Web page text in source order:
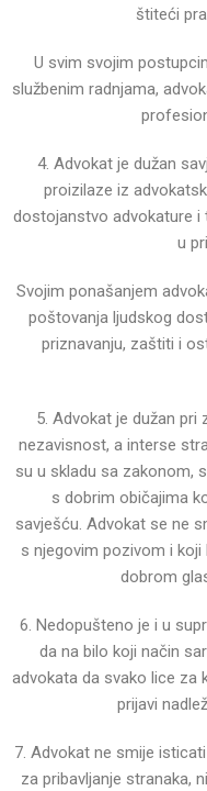
štiteći
U svim svojim
službenim radnjama,
4. Advokat je dužan
proizilaze iz
dostojanstvo advokature i
u
Svojim ponašanjem
poštovanja ljudskog
priznavanju, zaštiti i
5. Advokat je dužan
nezavisnost, a interse
su u skladu sa zakonom,
s dobrim običajima
savješću. Advokat se ne
s njegovim pozivom i
dobrom
6. Nedopušteno je i u
da na bilo koji način
advokata da svako lice za
prijavi
7. Advokat ne smije
za pribavljanje stranaka,